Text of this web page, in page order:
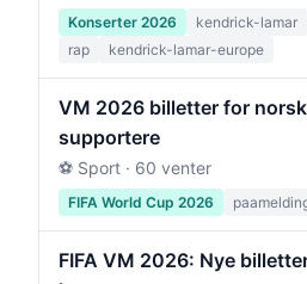
Konserter 2026 kendrick-lamar
rap
kendrick-lamar-europe
VM 2026 billetter for
supportere
⚽ Sport · 60 venter
FIFA World Cup 2026
FIFA VM 2026: Nye